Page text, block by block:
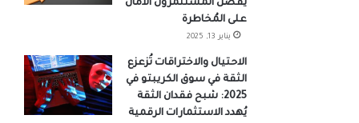
يُفضل المُستثمرون الأمان
على المُخاطرة
يناير 13, 2025
الاحتيال والاختراقات تُزعزع
الثقة في سوق الكريبتو في
2025: شبح فقدان الثقة
يُهدد الاستثمارات الرقمية